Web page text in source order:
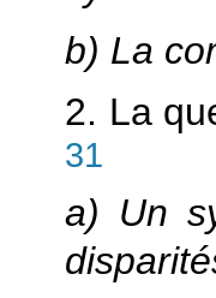
b) La
2. La
31
a) Un